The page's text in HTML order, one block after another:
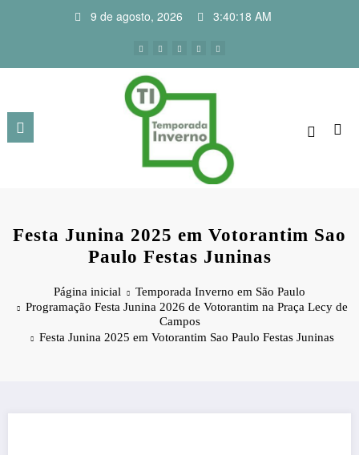
9 de agosto, 2026 3:40:18 AM
Festa Junina 2025 em Votorantim Sao
Paulo Festas Juninas
Página inicial
Temporada Inverno em São Paulo
Programação Festa Junina 2026 de Votorantim na Praça Lecy de
Campos
Festa Junina 2025 em Votorantim Sao Paulo Festas Juninas